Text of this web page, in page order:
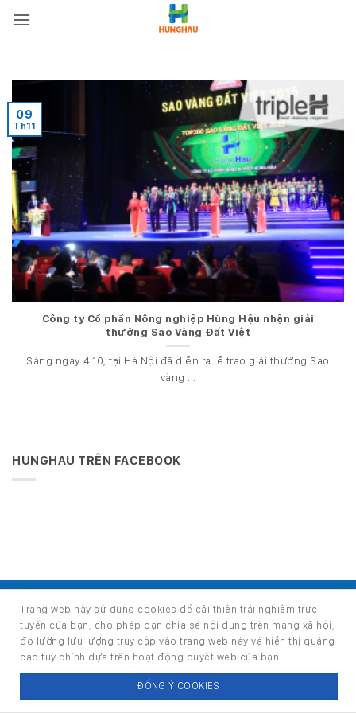
qua
Công ty Cổ phần Nông nghiệp Hùng Hậu nhận giải
thưởng Sao Vàng Đất Việt
Sáng ngày 4.10, tại Hà Nội đã diễn ra lễ trao giải thưởng Sao
vàng ...
09
Th11
HUNGHAU TRÊN FACEBOOK
Phát triển bởi Ban Phát triển phần mềm
Copyright 2026 © HOUSE - TRANG TIN NỘI BỘ CÔNG TY CỔ
PHẦN PHÁT TRIỂN HÙNG HẬU
Email:info@hunghau.vn
Điện thoại: (+84) 28 6290 3333 - (+84) 28 3860 4999
Trang web này sử dụng cookies để cải thiện trải nghiệm trực
tuyến của bạn, cho phép bạn chia sẻ nội dung trên mạng xã hội,
đo lường lưu lượng truy cập vào trang web này và hiển thị quảng
cáo tùy chỉnh dựa trên hoạt động duyệt web của bạn.
ĐỒNG Ý COOKIES